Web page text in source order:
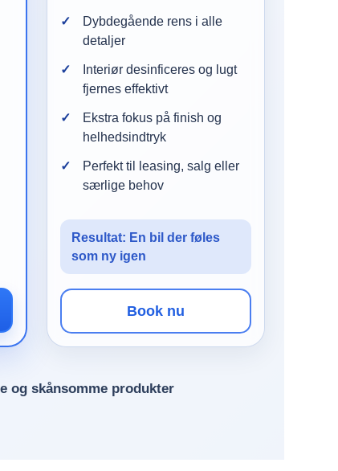
Dybdegående rens i alle
detaljer
Interiør desinficeres og lugt
fjernes effektivt
Ekstra fokus på finish og
helhedsindtryk
Perfekt til leasing, salg eller
særlige behov
Resultat: En bil der føles
som ny igen
Book nu
og skånsomme produkter